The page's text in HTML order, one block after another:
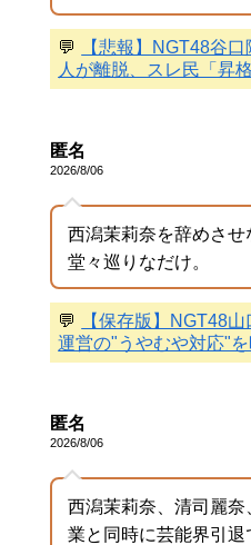
💬
【悲報】NGT48谷
人が離脱、スレ民「昇
匿名
2026/8/06
西潟茉莉奈を辞めさ
堂々巡りなだけ。
💬
【保存版】NGT48
運営の"うやむや対応"
匿名
2026/8/06
西潟茉莉奈、清司麗
業と同時に芸能界引退